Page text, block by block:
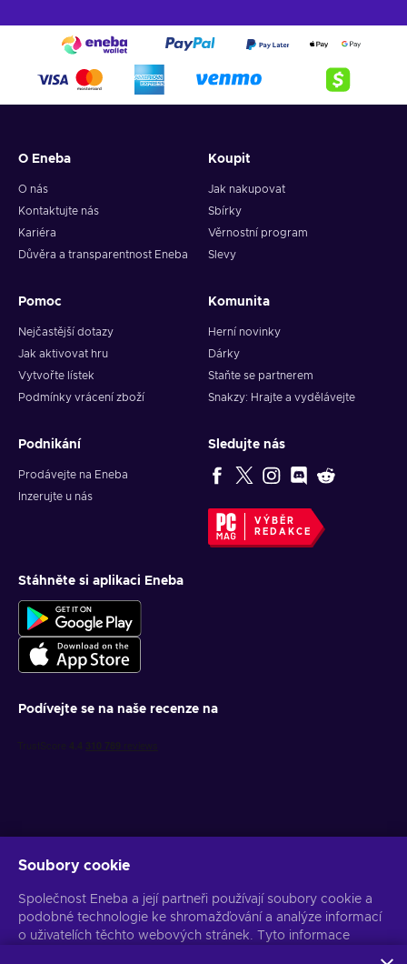
O Eneba
O nás
Kontaktujte nás
Kariéra
Důvěra a transparentnost Eneba
Koupit
Jak nakupovat
Sbírky
Věrnostní program
Slevy
Pomoc
Nejčastější dotazy
Jak aktivovat hru
Vytvořte lístek
Podmínky vrácení zboží
Komunita
Herní novinky
Dárky
Staňte se partnerem
Snakzy: Hrajte a vydělávejte
Podnikání
Prodávejte na Eneba
Inzerujte u nás
Sledujte nás
VÝBĚR
REDAKCE
Stáhněte si aplikaci Eneba
Podívejte se na naše recenze na
Získejte personalizované nabídky her
Předplatit
Z odběru se můžete kdykoli odhlásit. Více informací naleznete v
Soubory cookie
Společnost Eneba a její partneři používají soubory cookie a
podobné technologie ke shromažďování a analýze informací
o uživatelích těchto webových stránek. Tyto informace